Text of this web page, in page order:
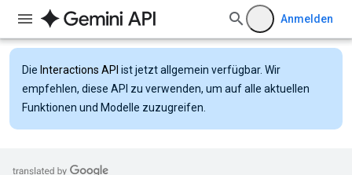
Anmelden
Die Interactions API ist jetzt allgemein verfügbar. Wir
empfehlen, diese API zu verwenden, um auf alle aktuellen
Funktionen und Modelle zuzugreifen.